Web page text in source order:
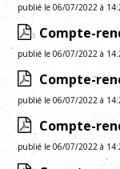
publié le 06/07/2022 à
Compte-
publié le 06/07/2022 à
Compte-
publié le 06/07/2022 à
Compte-
publié le 06/07/2022 à